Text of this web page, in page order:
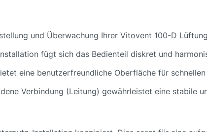
und Überwachung Ihrer Vitovent 100-D
fügt sich das Bedienteil diskret und
eine benutzerfreundliche Oberfläche für
Verbindung (Leitung) gewährleistet eine stabile